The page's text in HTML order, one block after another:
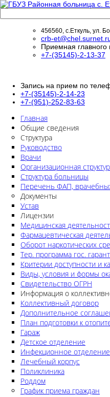
456560, с.Еткуль, ул.
crb-
Приемная главного
+7-(35145)-2-13-37
Запись на прием по
+7-(35145)-2-14-23
+7-(951)-252-83-63
Главная
Общие сведения
Структура
Руководство
Врачи
Организационная
Структура больницы
Перечень ФАП,
Документы
Устав
Лицензии
Медицинская
Фармацевтическая
Оборот наркотических
Тер. программа гос.
Критерии доступности и
Виды, условия и формы
Свидетельство ОГРН
Информация о
Коллективный договор
Дополнительное
План подготовки к
Гараж
Детское отделение
Инфекционное отделение
Лечебный корпус
Поликлиника
Роддом
График приема граждан